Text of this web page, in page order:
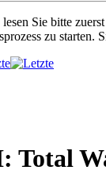
Sie bitte
zu starten.
Total